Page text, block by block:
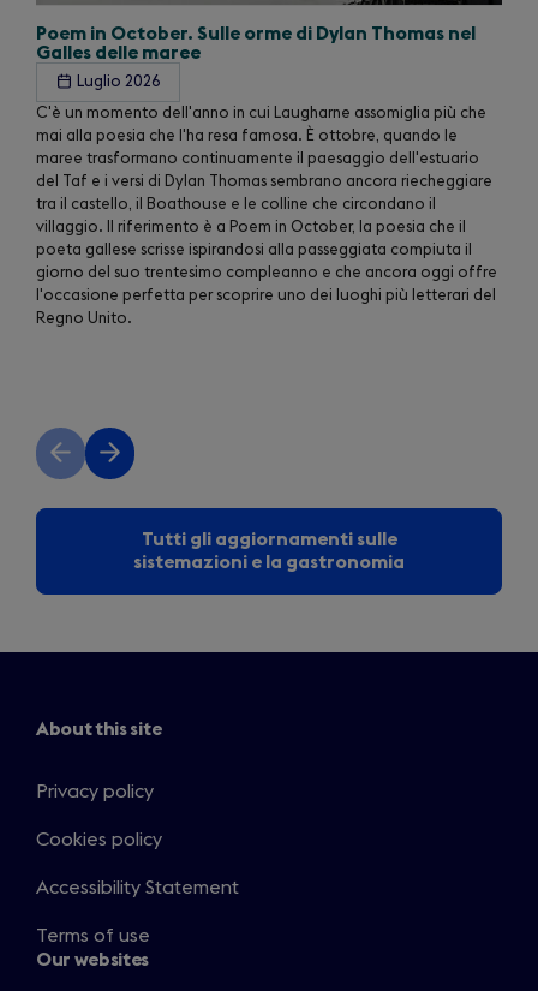
Poem in October. Sulle orme di Dylan Thomas nel
Galles delle maree
Luglio 2026
C'è un momento dell'anno in cui Laugharne assomiglia più che
mai alla poesia che l'ha resa famosa. È ottobre, quando le
maree trasformano continuamente il paesaggio dell'estuario
del Taf e i versi di Dylan Thomas sembrano ancora riecheggiare
tra il castello, il Boathouse e le colline che circondano il
villaggio. Il riferimento è a Poem in October, la poesia che il
poeta gallese scrisse ispirandosi alla passeggiata compiuta il
giorno del suo trentesimo compleanno e che ancora oggi offre
l'occasione perfetta per scoprire uno dei luoghi più letterari del
Regno Unito.
Previous
slide
Next
slide
Tutti gli aggiornamenti sulle
sistemazioni e la gastronomia
About this site
Privacy policy
Cookies policy
Accessibility Statement
Terms of use
Our websites